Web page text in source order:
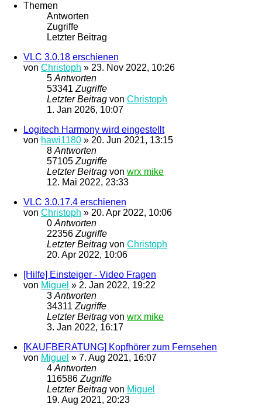
Themen
Antworten
Zugriffe
Letzter Beitrag
VLC 3.0.18 erschienen
von Christoph » 23. Nov 2022, 10:26
5Antworten
53341Zugriffe
Letzter Beitrag von Christoph
1. Jan 2026, 10:07
Logitech Harmony wird eingestellt
von hawi1180 » 20. Jun 2021, 13:15
8Antworten
57105Zugriffe
Letzter Beitrag von wrx mike
12. Mai 2022, 23:33
VLC 3.0.17.4 erschienen
von Christoph » 20. Apr 2022, 10:06
0Antworten
22356Zugriffe
Letzter Beitrag von Christoph
20. Apr 2022, 10:06
[Hilfe] Einsteiger - Video Fragen
von Miguel » 2. Jan 2022, 19:22
3Antworten
34311Zugriffe
Letzter Beitrag von wrx mike
3. Jan 2022, 16:17
[KAUFBERATUNG] Kopfhörer zum Fernsehen
von Miguel » 7. Aug 2021, 16:07
4Antworten
116586Zugriffe
Letzter Beitrag von Miguel
19. Aug 2021, 20:23